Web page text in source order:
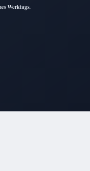
Werktags.